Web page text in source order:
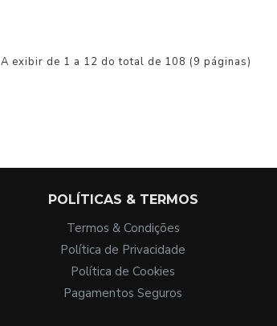
A exibir de 1 a 12 do total de 108 (9 páginas)
POLÍTICAS & TERMOS
Termos & Condições
Política de Privacidade
Política de Cookies
Pagamentos Seguros